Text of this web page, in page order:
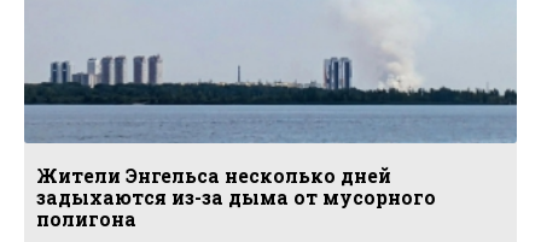
Жители Энгельса несколько дней
задыхаются из-за дыма от мусорного
полигона